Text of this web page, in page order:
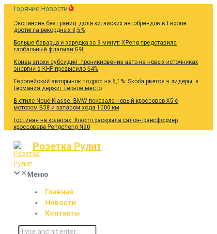
Перейти
содержанию
Горячие Новости
Экспансия без границ: доля китайских автобрендов в Европе
достигла рекордных 9,5%
Больше баварца и зарядка за 9 минут: XPeng представила
глобальный флагман G9L
Конец эпохи субсидий: проникновение авто на новых источниках
энергии в КНР превысило 64%
Европейский авторынок подрос на 6,1%: Skoda рвется в лидеры, а
Германия держит первое место
В стиле Neue Klasse: BMW показала новый кроссовер X5 с
мотором B58 и запасом хода 1000 км
Гостиная на колесах: Xiaomi раскрыла салон-трансформер
кроссовера Pengcheng N90
Розетка Рулит
Меню
Главная
Новости
Контакты
Искать: